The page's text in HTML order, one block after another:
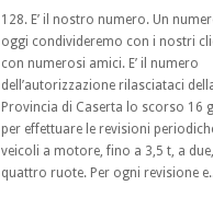
128. E’ il nostro numero. Un
oggi condivideremo con i nostri
con numerosi amici. E’ il numero
dell’autorizzazione rilasciataci
Provincia di Caserta lo scorso 16
per effettuare le revisioni
veicoli a motore, fino a 3,5 t, a
quattro ruote. Per ogni revisione